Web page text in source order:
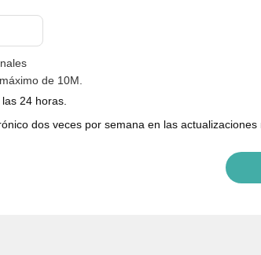
de 10M.
24 horas.
dos veces por semana en las